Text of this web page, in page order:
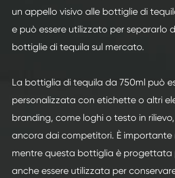
un appello visivo alle bottiglie di
e può essere utilizzato per separarlo
bottiglie di tequila sul mercato.
La bottiglia di tequila da 750ml può
personalizzata con etichette o altri
branding, come loghi o testo in
ancora dai competitori. È importante
mentre questa bottiglia è progettata
anche essere utilizzata per